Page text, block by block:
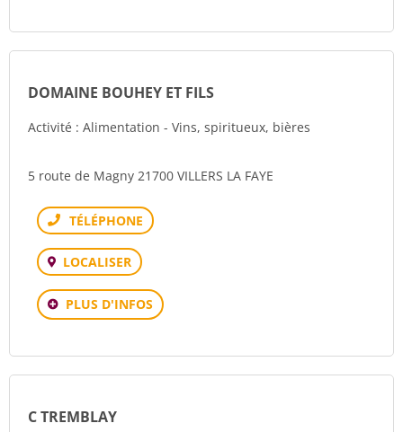
DOMAINE BOUHEY ET FILS
Activité : Alimentation - Vins, spiritueux, bières
5 route de Magny 21700 VILLERS LA FAYE
Téléphone
LOCALISER
PLUS D'INFOS
C TREMBLAY